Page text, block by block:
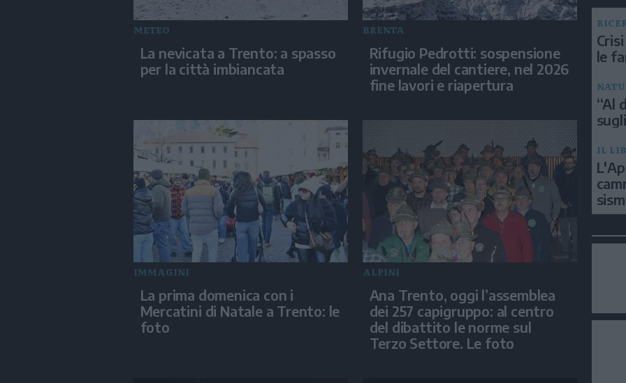
METEO
La nevicata a Trento: a spasso
per la città imbiancata
BRENTA
Rifugio Pedrotti: sospensione
invernale del cantiere, nel 2026
fine lavori e riapertura
IMMAGINI
La prima domenica con i
Mercatini di Natale a Trento: le
foto
ALPINI
Ana Trento, oggi l’assemblea
dei 257 capigruppo: al centro
del dibattito le norme sul
Terzo Settore. Le foto
le
“Al
IL